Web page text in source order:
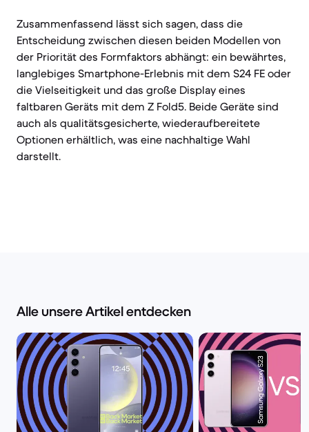
Zusammenfassend lässt sich sagen, dass die
Entscheidung zwischen diesen beiden Modellen von
der Priorität des Formfaktors abhängt: ein bewährtes,
langlebiges Smartphone-Erlebnis mit dem S24 FE oder
die Vielseitigkeit und das große Display eines
faltbaren Geräts mit dem Z Fold5. Beide Geräte sind
auch als qualitätsgesicherte, wiederaufbereitete
Optionen erhältlich, was eine nachhaltige Wahl
darstellt.
Alle unsere Artikel entdecken